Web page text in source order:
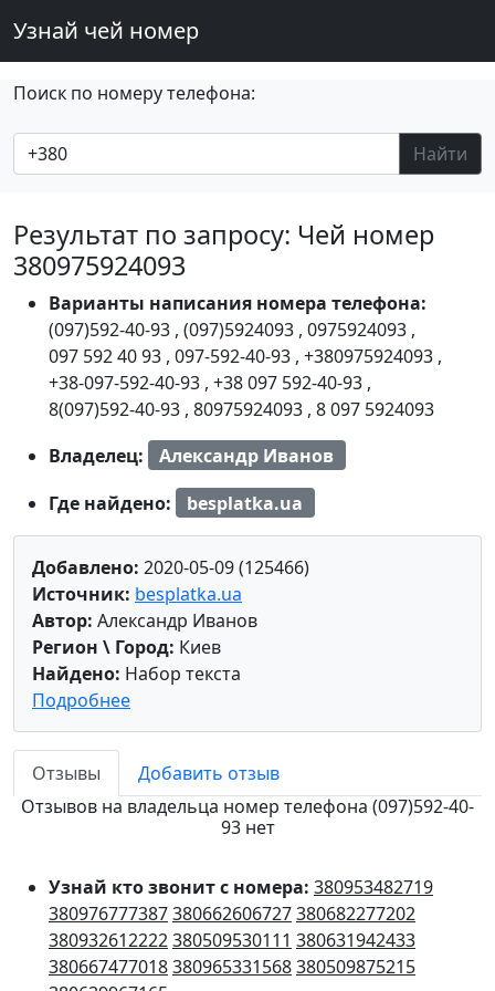
Узнай чей номер
Поиск по номеру телефона:
Найти
Результат по запросу: Чей номер
380975924093
Варианты написания номера телефона:
(097)592-40-93 , (097)5924093 , 0975924093 ,
097 592 40 93 , 097-592-40-93 , +380975924093 ,
+38-097-592-40-93 , +38 097 592-40-93 ,
8(097)592-40-93 , 80975924093 , 8 097 5924093
Владелец:
Александр Иванов
Где найдено:
besplatka.ua
Добавлено: 2020-05-09 (125466)
Источник: besplatka.ua
Автор: Александр Иванов
Регион \ Город: Киев
Найдено: Набор текста
Подробнее
Отзывы
Добавить отзыв
Отзывов на владельца номер телефона (097)592-40-
93 нет
Узнай кто звонит с номера: 380953482719
380976777387380662606727380682277202
380932612222380509530111 380631942433
380667477018380965331568380509875215